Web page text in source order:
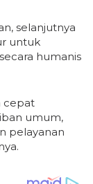
selanjutnya
untuk
humanis
cepat
umum,
pelayanan